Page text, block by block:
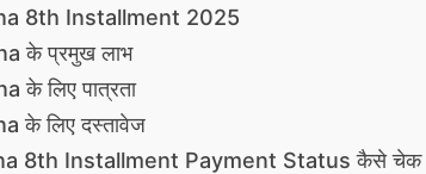
8th Installment 2025
के प्रमुख लाभ
के लिए पात्रता
के लिए दस्तावेज
8th Installment Payment Status कैसे चेक